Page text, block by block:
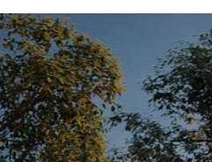
Система очистки воздуха
Системы
Центральное
Приточно-вытяжная
Индивидуальный